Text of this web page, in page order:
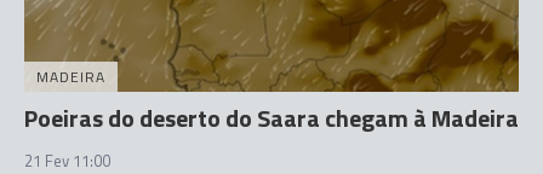
MADEIRA
Poeiras do deserto do Saara chegam à Madeira
21 Fev 11:00